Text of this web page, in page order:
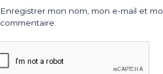
Enregistrer mon nom, mon e-mail et
commentaire.